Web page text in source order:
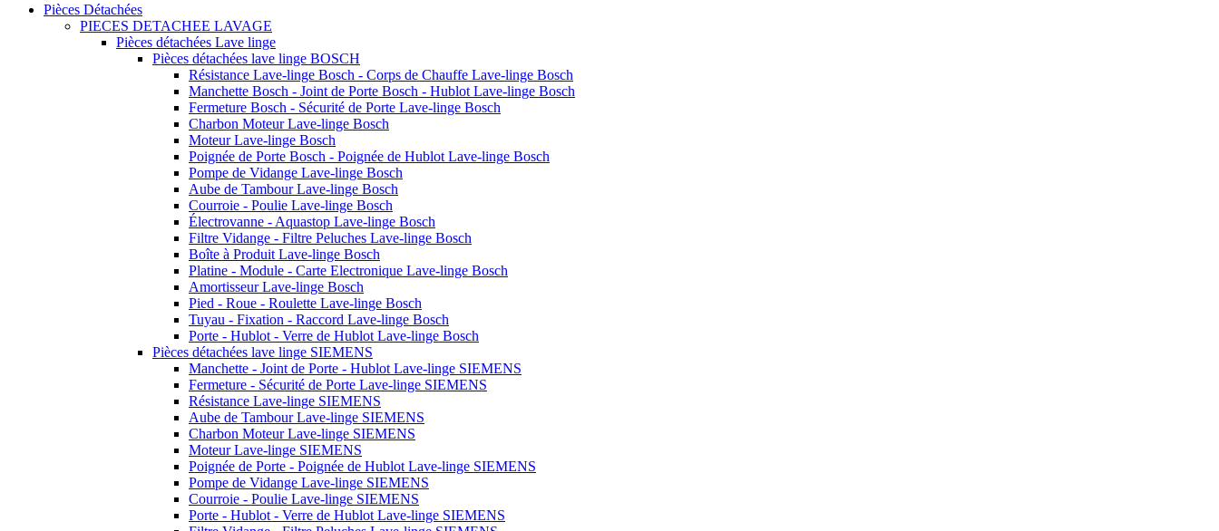
Pièces Détachées
PIECES DETACHEE LAVAGE
Pièces détachées Lave linge
Pièces détachées lave linge BOSCH
Résistance Lave-linge Bosch - Corps de Chauffe Lave-linge Bosch
Manchette Bosch - Joint de Porte Bosch - Hublot Lave-linge Bosch
Fermeture Bosch - Sécurité de Porte Lave-linge Bosch
Charbon Moteur Lave-linge Bosch
Moteur Lave-linge Bosch
Poignée de Porte Bosch - Poignée de Hublot Lave-linge Bosch
Pompe de Vidange Lave-linge Bosch
Aube de Tambour Lave-linge Bosch
Courroie - Poulie Lave-linge Bosch
Électrovanne - Aquastop Lave-linge Bosch
Filtre Vidange - Filtre Peluches Lave-linge Bosch
Boîte à Produit Lave-linge Bosch
Platine - Module - Carte Electronique Lave-linge Bosch
Amortisseur Lave-linge Bosch
Pied - Roue - Roulette Lave-linge Bosch
Tuyau - Fixation - Raccord Lave-linge Bosch
Porte - Hublot - Verre de Hublot Lave-linge Bosch
Pièces détachées lave linge SIEMENS
Manchette - Joint de Porte - Hublot Lave-linge SIEMENS
Fermeture - Sécurité de Porte Lave-linge SIEMENS
Résistance Lave-linge SIEMENS
Aube de Tambour Lave-linge SIEMENS
Charbon Moteur Lave-linge SIEMENS
Moteur Lave-linge SIEMENS
Poignée de Porte - Poignée de Hublot Lave-linge SIEMENS
Pompe de Vidange Lave-linge SIEMENS
Courroie - Poulie Lave-linge SIEMENS
Porte - Hublot - Verre de Hublot Lave-linge SIEMENS